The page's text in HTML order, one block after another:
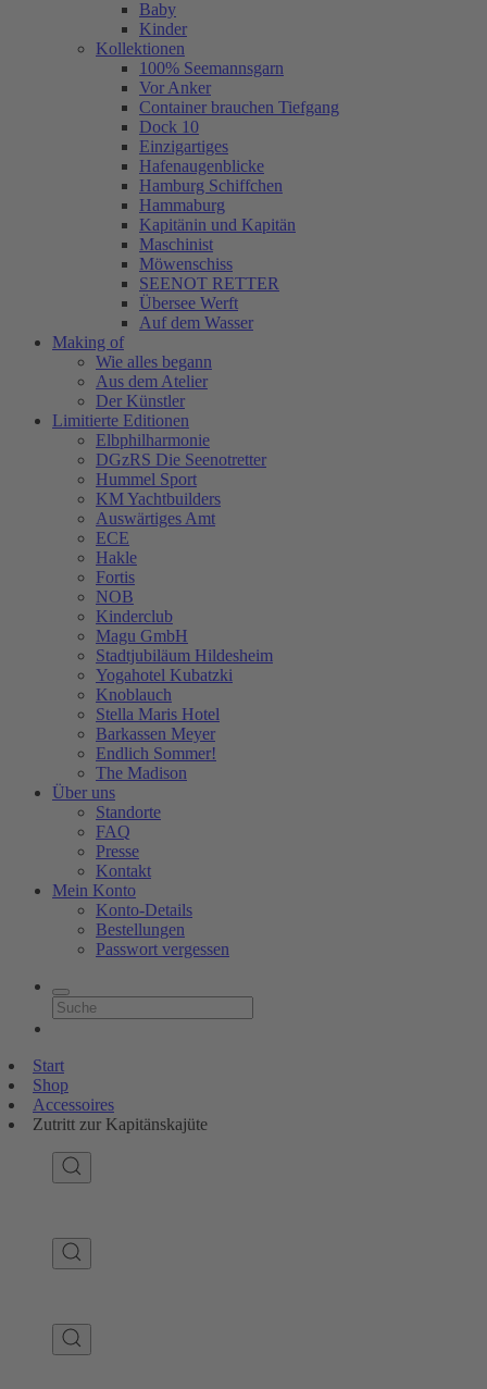
Baby
Kinder
Kollektionen
100% Seemannsgarn
Vor Anker
Container brauchen Tiefgang
Dock 10
Einzigartiges
Hafenaugen­blicke
Hamburg Schiffchen
Hammaburg
Kapitänin und Kapitän
Maschinist
Möwenschiss
SEENOT RETTER
Übersee Werft
Auf dem Wasser
Making of
Wie alles begann
Aus dem Atelier
Der Künstler
Limitierte Editionen
Elbphilharmonie
DGzRS Die Seenotretter
Hummel Sport
KM Yachtbuilders
Auswärtiges Amt
ECE
Hakle
Fortis
NOB
Kinderclub
Magu GmbH
Stadtjubiläum Hildesheim
Yogahotel Kubatzki
Knoblauch
Stella Maris Hotel
Barkassen Meyer
Endlich Sommer!
The Madison
Über uns
Standorte
FAQ
Presse
Kontakt
Mein Konto
Konto-Details
Bestellungen
Passwort vergessen
Start
Shop
Accessoires
Zutritt zur Kapitänskajüte